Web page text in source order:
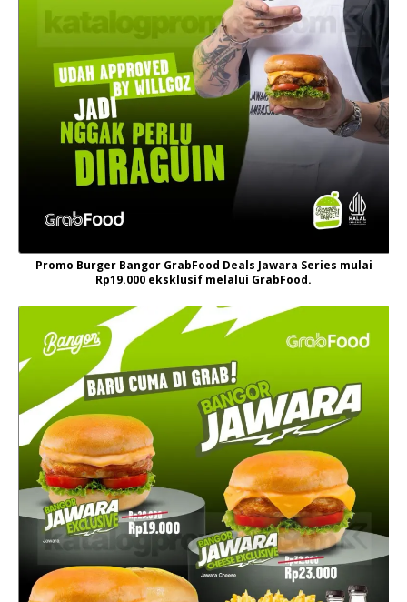
Promo Burger Bangor GrabFood Deals Jawara Series mulai
Rp19.000 eksklusif melalui GrabFood.